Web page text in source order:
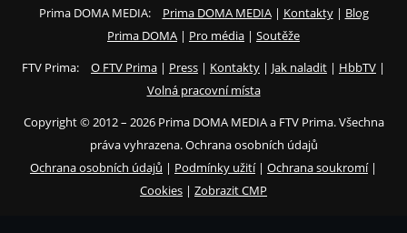
Prima DOMA MEDIA: Prima DOMA MEDIA| Kontakty| Blog
Prima DOMA | Pro média | Soutěže
FTV Prima:
O FTV Prima | Press | Kontakty | Jak naladit | HbbTV |
Volná pracovní místa
Copyright © 2012 – 2026 Prima DOMA MEDIA a FTV Prima. Všechna
práva vyhrazena. Ochrana osobních údajů
Ochrana osobních údajů | Podmínky užití| Ochrana soukromí|
Cookies | Zobrazit CMP